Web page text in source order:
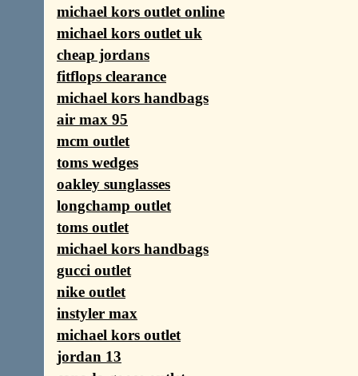
michael kors outlet online
michael kors outlet uk
cheap jordans
fitflops clearance
michael kors handbags
air max 95
mcm outlet
toms wedges
oakley sunglasses
longchamp outlet
toms outlet
michael kors handbags
gucci outlet
nike outlet
instyler max
michael kors outlet
jordan 13